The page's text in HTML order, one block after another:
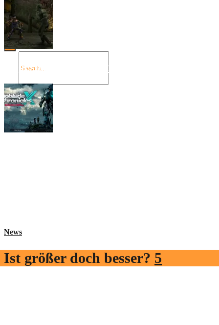
Angespielt: Legacy of Kain: Soul Reaver
News
Ist größer doch besser? 5